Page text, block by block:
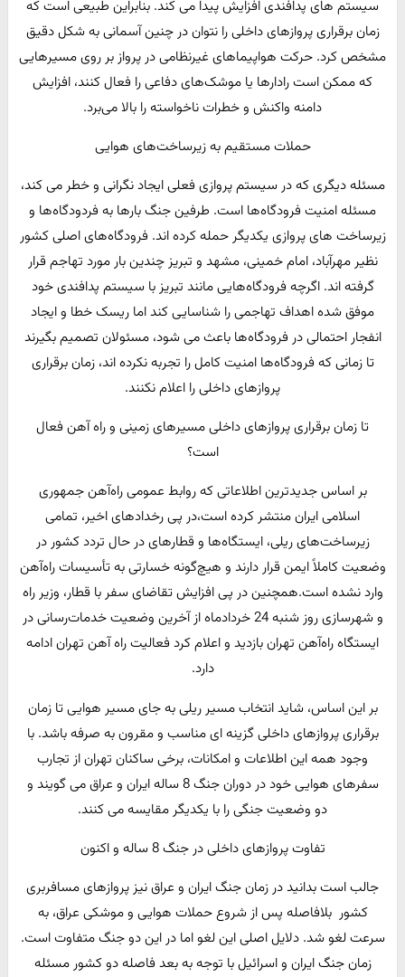
سیستم های پدافندی افزایش پیدا می کند. بنابراین طبیعی است که
زمان برقراری پروازهای داخلی را نتوان در چنین آسمانی به شکل دقیق
مشخص کرد. حرکت هواپیماهای غیرنظامی در پرواز بر روی مسیرهایی
که ممکن است رادارها یا موشک‌های دفاعی را فعال کنند، افزایش
دامنه واکنش و خطرات ناخواسته را بالا می‌برد.
حملات مستقیم به زیرساخت‌های هوایی
مسئله دیگری که در سیستم پروازی فعلی ایجاد نگرانی و خطر می کند،
مسئله امنیت فرودگاه‌ها است. طرفین جنگ بارها به فردودگاه‌ها و
زیرساخت های پروازی یکدیگر حمله کرده اند. فرودگاه‌های اصلی کشور
نظیر مهرآباد، امام خمینی، مشهد و تبریز چندین بار مورد تهاجم قرار
گرفته اند. اگرچه فرودگاه‌هایی مانند تبریز با سیستم پدافندی خود
موفق شده اهداف تهاجمی را شناسایی کند اما ریسک خطا و ایجاد
انفجار احتمالی در فرودگاه‌ها باعث می شود، مسئولان تصمیم بگیرند
تا زمانی که فرودگاه‌ها امنیت کامل را تجربه نکرده اند، زمان برقراری
پروازهای داخلی را اعلام نکنند.
تا زمان برقراری پروازهای داخلی مسیرهای زمینی و راه آهن فعال
است؟
بر اساس جدیدترین اطلاعاتی که روابط عمومی راه‌آهن جمهوری
اسلامی ایران منتشر کرده است،در پی رخدادهای اخیر، تمامی
زیرساخت‌های ریلی، ایستگاه‌ها و قطارهای در حال تردد کشور در
وضعیت کاملاً ایمن قرار دارند و هیچ‌گونه خسارتی به تأسیسات راه‌آهن
وارد نشده است.همچنین در پی افزایش تقاضای سفر با قطار، وزیر راه
و شهرسازی روز شنبه 24 خردادماه از آخرین وضعیت خدمات‌رسانی در
ایستگاه راه‌آهن تهران بازدید و اعلام کرد فعالیت راه آهن تهران ادامه
دارد.
بر این اساس، شاید انتخاب مسیر ریلی به جای مسیر هوایی تا زمان
برقراری پروازهای داخلی گزینه ای مناسب و مقرون به صرفه باشد. با
وجود همه این اطلاعات و امکانات، برخی ساکنان تهران از تجارب
سفرهای هوایی خود در دوران جنگ 8 ساله ایران و عراق می گویند و
دو وضعیت جنگی را با یکدیگر مقایسه می کنند.
تفاوت پروازهای داخلی در جنگ 8 ساله و اکنون
جالب است بدانید در زمان جنگ ایران و عراق نیز پروازهای مسافربری
کشور بلافاصله پس از شروع حملات هوایی و موشکی عراق، به
سرعت لغو شد. دلایل اصلی این لغو اما در این دو جنگ متفاوت است.
زمان جنگ ایران و اسرائیل با توجه به بعد فاصله دو کشور مسئله